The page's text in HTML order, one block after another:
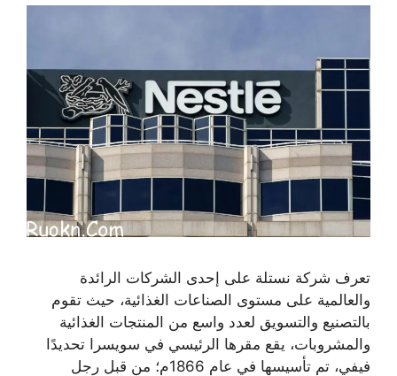
تعرف شركة نستلة على إحدى الشركات الرائدة
والعالمية على مستوى الصناعات الغذائية، حيث تقوم
بالتصنيع والتسويق لعدد واسع من المنتجات الغذائية
والمشروبات، يقع مقرها الرئيسي في سويسرا تحديدًا
فيفي، تم تأسيسها في عام 1866م؛ من قبل رجل